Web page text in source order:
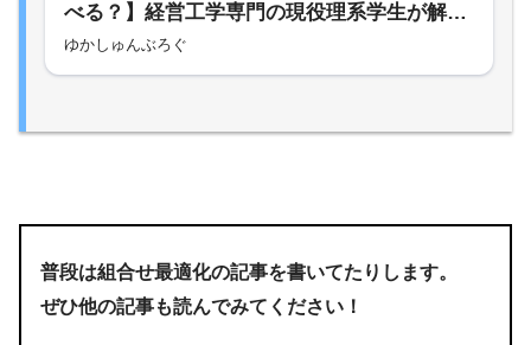
べる？】経営工学専門の現役理系学生が解説
します！
ゆかしゅんぶろぐ
普段は組合せ最適化の記事を書いてたりします。
ぜひ他の記事も読んでみてください！